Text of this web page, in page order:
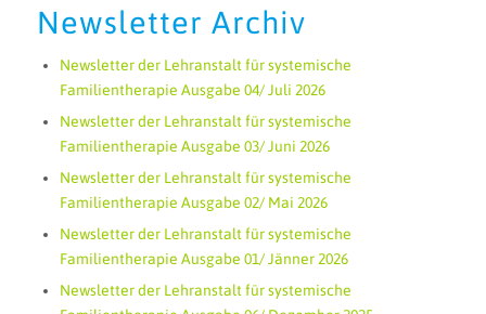
Newsletter Archiv
Newsletter der Lehranstalt für systemische
Familientherapie Ausgabe 04/ Juli 2026
Newsletter der Lehranstalt für systemische
Familientherapie Ausgabe 03/ Juni 2026
Newsletter der Lehranstalt für systemische
Familientherapie Ausgabe 02/ Mai 2026
Newsletter der Lehranstalt für systemische
Familientherapie Ausgabe 01/ Jänner 2026
Newsletter der Lehranstalt für systemische